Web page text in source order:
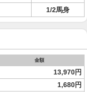
1/2馬身
金額
13,970円
1,680円